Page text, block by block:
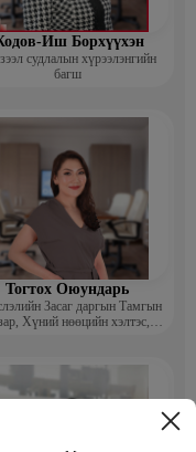
Иш Борхүүхэн
судлалын хүрээлэнгийн
багш
Тогтох Оюундарь
Засаг даргын Тамгын
Хүний нөөцийн хэлтэс,